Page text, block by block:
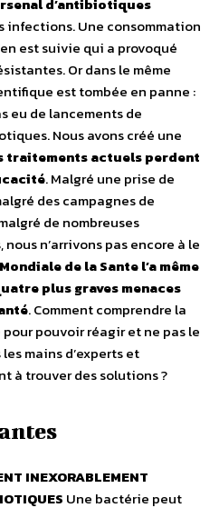
d’antibiotiques
infections. Une consommation
est suivie qui a provoqué
Or dans le même
est tombée en panne :
eu de lancements de
Nous avons créé une
traitements actuels perdent
. Malgré une prise de
des campagnes de
de nombreuses
n’arrivons pas encore à le
de la Sante l’a même
plus graves menaces
. Comment comprendre la
pouvoir réagir et ne pas le
mains d’experts et
à trouver des solutions ?
INEXORABLEMENT
Une bactérie peut